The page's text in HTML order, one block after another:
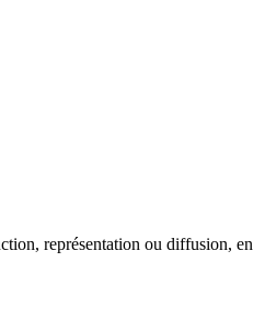
représentation ou diffusion, en